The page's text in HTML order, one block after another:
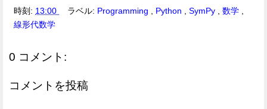
時刻: 13:00 ラベル: Programming Python ,SymPy ,数学
線形代数学
0 コメント:
コメントを投稿